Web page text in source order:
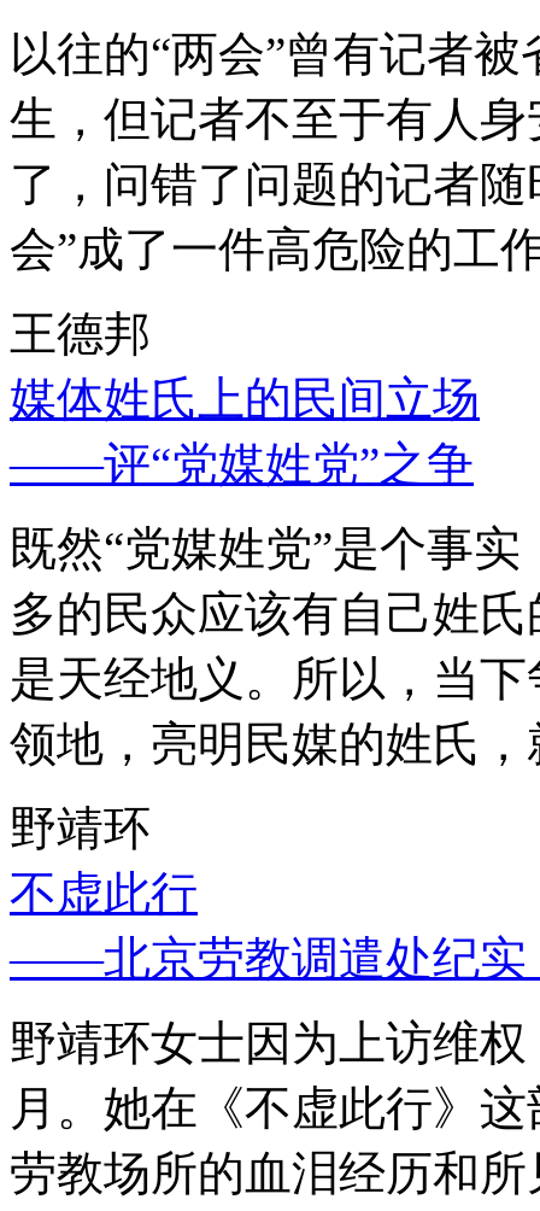
以往的“两会”曾有记者
生，但记者不至于有人
了，问错了问题的记者
会”成了一件高危险的工
王德邦
媒体姓氏上的民间立场
——评“党媒姓党”之争
既然“党媒姓党”是个事
多的民众应该有自己姓
是天经地义。所以，当
领地，亮明民媒的姓氏
野靖环
不虚此行
——北京劳教调遣处纪实
野靖环女士因为上访维
月。她在《不虚此行》
劳教场所的血泪经历和